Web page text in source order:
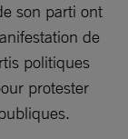
son parti ont
de
politiques
protester